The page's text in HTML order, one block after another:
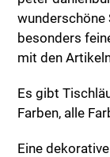
wunderschöne
besonders
mit den
Es gibt
Farben, alle
Eine